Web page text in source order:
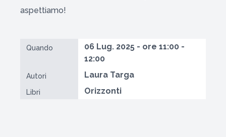
aspettiamo!
Quando
06 Lug. 2025 - ore 11:00 -
12:00
Autori Laura Targa
Libri Orizzonti